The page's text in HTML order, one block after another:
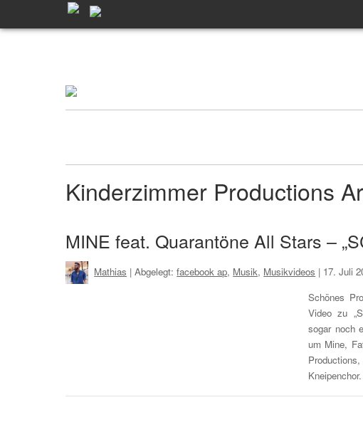
Kinderzimmer Productions
MINE feat. Quarantöne All Stars –
Mathias | Abgelegt:facebook ap, Musik, Musikvideos | 17. Juli
Schönes
Video zu
sogar noch
um Mine,